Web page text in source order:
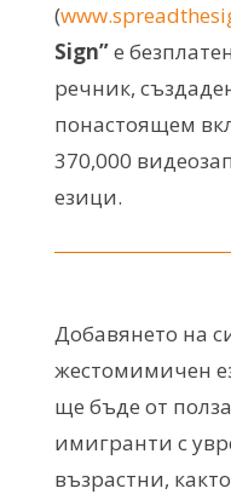
(
Sign”е
речник,
понастоящем
370,000
езици.
Добавянето на
жестомимичен
ще бъде от
имигранти с
възрастни,